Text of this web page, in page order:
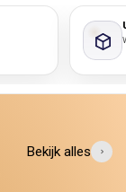
Bekijk alles